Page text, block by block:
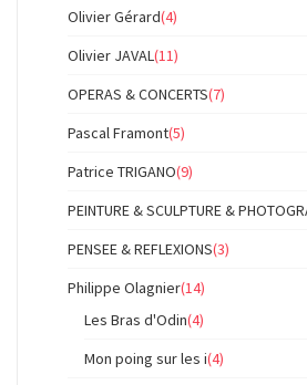
Olivier Gérard(4)
Olivier JAVAL (11)
OPERAS & CONCERTS(7)
Pascal Framont(5)
Patrice TRIGANO(9)
PEINTURE & SCULPTURE &
PENSEE & REFLEXIONS(3)
Philippe Olagnier(14)
Les Bras d'Odin(4)
Mon poing sur les i(4)